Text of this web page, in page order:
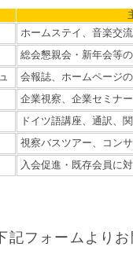
ホームステイ、音楽交
総会懇親会・新年会等
会報誌、ホームページ
企業視察、企業セミナ
ドイツ語講座、通訳、
視察バスツアー、コン
入会促進・既存会員に
フォームより